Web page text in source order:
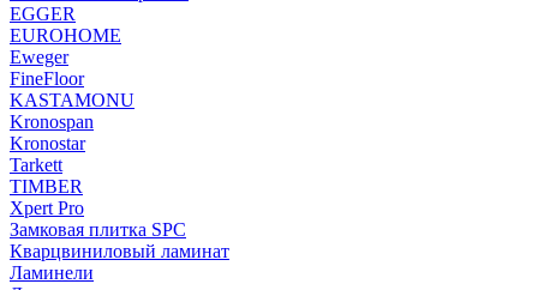
EGGER
EUROHOME
Eweger
FineFloor
KASTAMONU
Kronospan
Kronostar
Tarkett
TIMBER
Xpert Pro
Замковая плитка SPC
Кварцвиниловый ламинат
Ламинели